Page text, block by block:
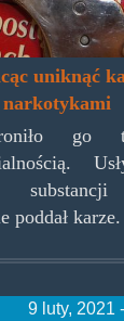
uniknąć
narkotykami
go
poddał karze.
9 luty, 2021